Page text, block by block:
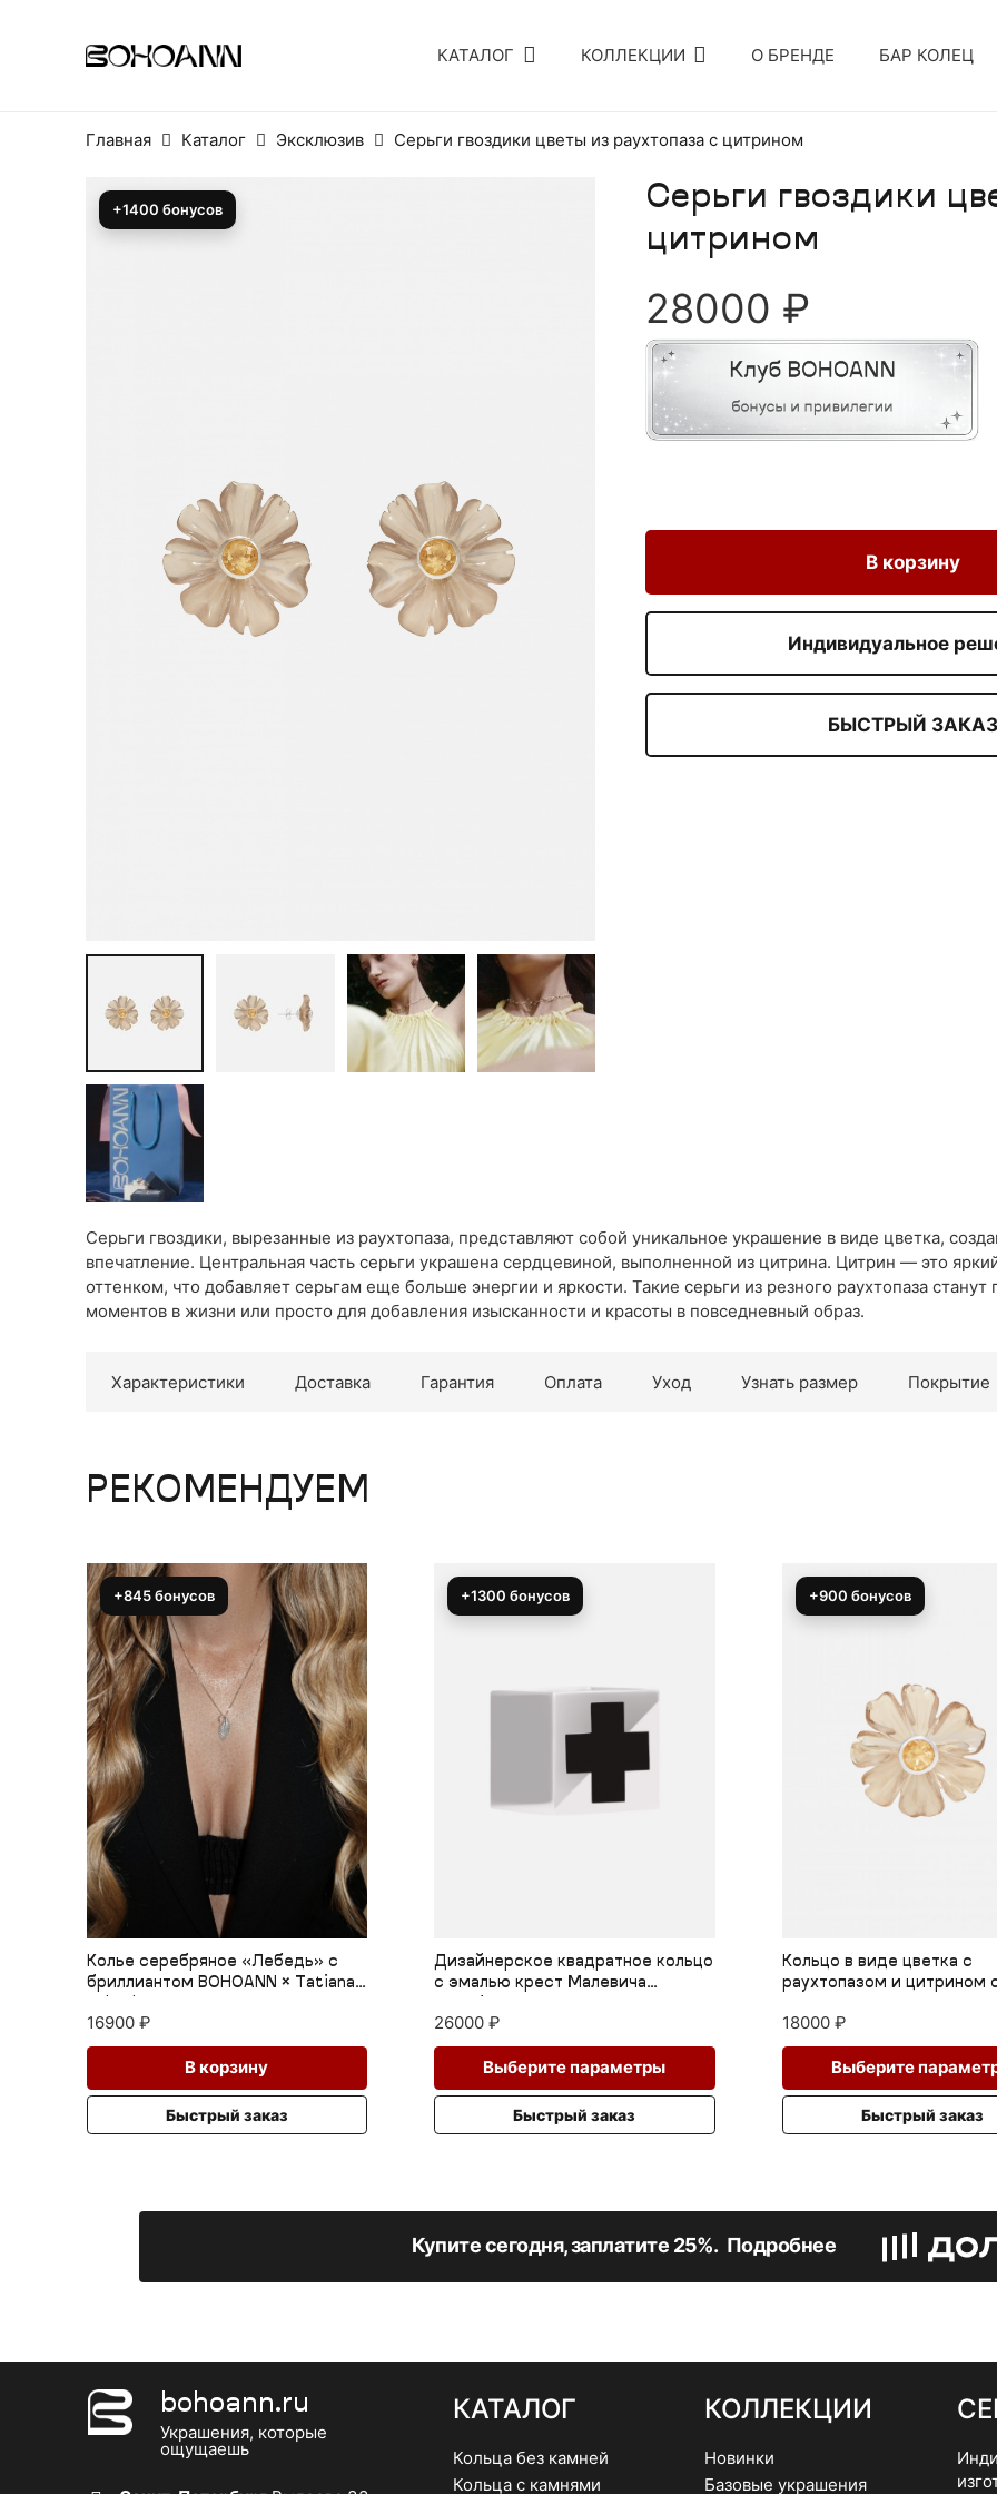
КАТАЛОГ КОЛЛЕКЦИИ О БРЕНДЕ БАР КОЛЕЦ
Главная Каталог Эксклюзив Серьги гвоздики цветы из раухтопаза с цитрином
+1400 бонусов
Серьги гвоздики
цитрином
28000 ₽
В корзину
Индивидуальное
БЫСТРЫЙ ЗАКАЗ
Серьги гвоздики, вырезанные из раухтопаза, представляют собой уникальное украшение в виде цветка,
впечатление. Центральная часть серьги украшена сердцевиной, выполненной из цитрина. Цитрин — это
оттенком, что добавляет серьгам еще больше энергии и яркости. Такие серьги из резного раухтопаза
моментов в жизни или просто для добавления изысканности и красоты в повседневный образ.
Характеристики Доставка Гарантия Оплата Уход Узнать размер Покрытие
РЕКОМЕНДУЕМ
+845 бонусов
Колье серебряное «Лебедь» с
бриллиантом BOHOANN × Tatiana
16900 ₽
В корзину
Быстрый заказ
+1300 бонусов
Дизайнерское квадратное кольцо
с эмалью крест Малевича
26000 ₽
Выберите параметры
Этот
товар
имеет
несколько
на
странице
Быстрый заказ
+900 бонусов
Кольцо в виде цветка с
раухтопазом и цитрином
18000 ₽
Выберите
Быстрый заказ
Купите сегодня, заплатите 25%. Подробнее
bohoann.ru
Украшения, которые
ощущаешь
КАТАЛОГ
Кольца без камней
Кольца с камнями
КОЛЛЕКЦИИ
Новинки
Базовые украшения